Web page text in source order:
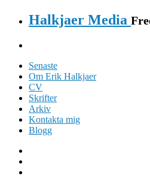
Halkjaer Media
Senaste
Om Erik Halkjaer
CV
Skrifter
Arkiv
Kontakta mig
Blogg